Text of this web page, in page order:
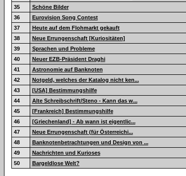
35
Schöne Bilder
36
Eurovision Song Contest
37
Heute auf dem Flohmarkt gekauft
38
Neue Errungenschaft [Kuriositäten]
39
Sprachen und Probleme
40
Neuer EZB-Präsident Draghi
41
Astronomie auf Banknoten
42
Notgeld, welches der Katalog nicht ken...
43
[USA] Bestimmungshilfe
44
Alte Schreibschrift/Steno - Kann das w...
45
[Frankreich] Bestimmungshilfe
46
[Griechenland] - Ab wann ist eigentlic...
47
Neue Errungenschaft (für Österreichi...
48
Banknotenbetrachtungen und Design von ...
49
Nachrichten und Kurioses
50
Bargeldlose Welt?